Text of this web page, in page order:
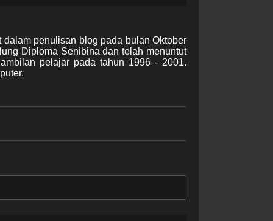
penulisan blog pada bulan Oktober
Diploma Senibina dan telah menuntut
pelajar pada tahun 1996 - 2001.